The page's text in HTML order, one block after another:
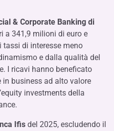
& Corporate Banking di
a 341,9 milioni di euro e
tassi di interesse meno
e dalla qualità del
I ricavi hanno beneficato
business ad alto valore
investments della
Ifis del 2025, escludendo il